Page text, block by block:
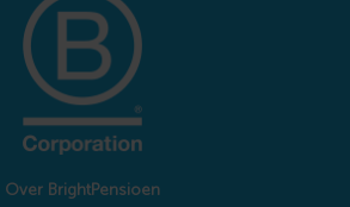
Over BrightPensioen